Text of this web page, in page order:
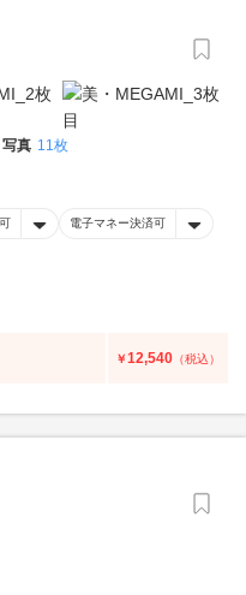
写真 11枚
電子マネー決済可
￥12,540 （税込）